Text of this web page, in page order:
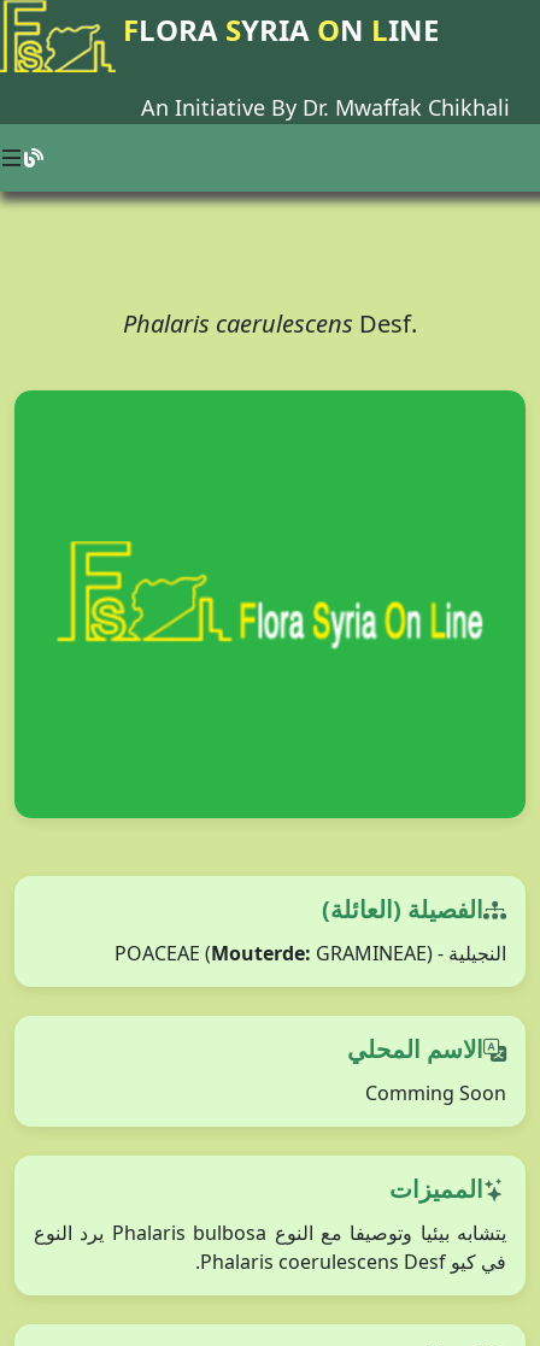
FLORA SYRIA ON LINE
An Initiative By Dr. Mwaffak Chikhali
Phalaris caerulescens Desf.
الفصيلة (العائلة)
النجيلية - POACEAE ( Mouterde: GRAMINEAE)
الاسم المحلي
Comming Soon
المميزات
يتشابه بيئيا وتوصيفا مع النوع Phalaris bulbosa يرد النوع
في كيو Phalaris coerulescens Desf.